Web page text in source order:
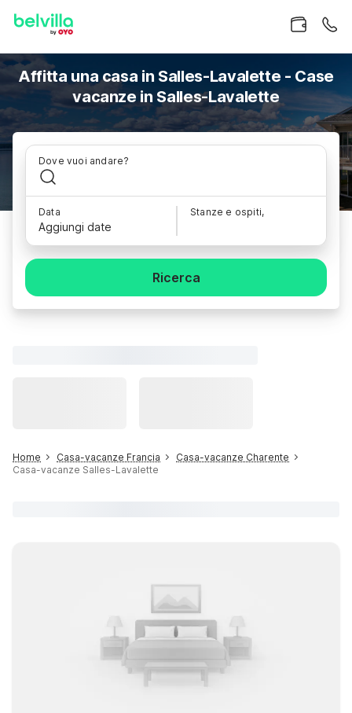
Affitta una casa in Salles-Lavalette - Case
vacanze in Salles-Lavalette
Dove vuoi andare?
Data
Aggiungi date
Stanze e ospiti,
Ricerca
Home Casa-vacanze Francia
Casa-vacanze Charente
Casa-vacanze Salles-Lavalette